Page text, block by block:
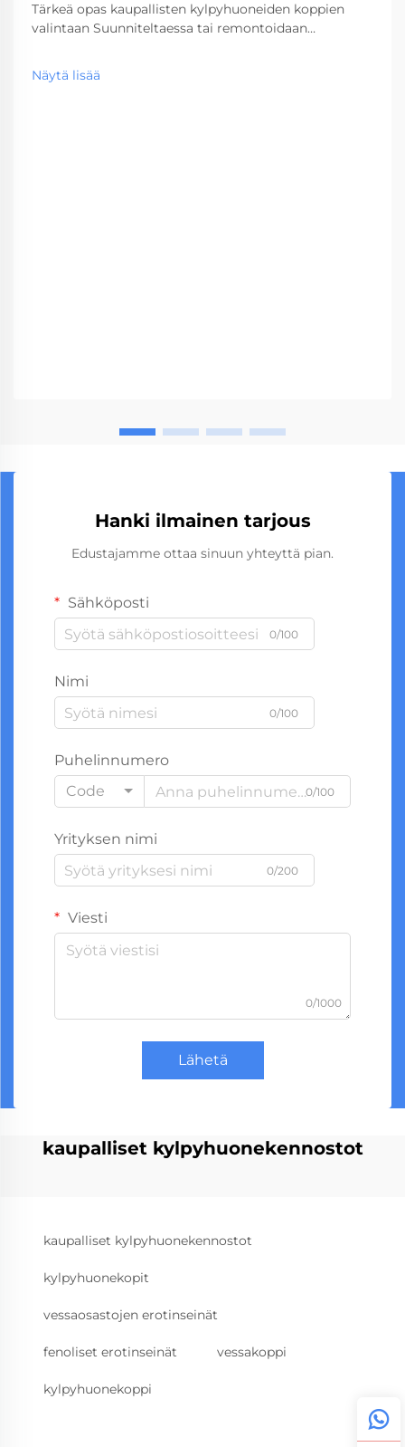
Tärkeä opas kaupallisten kylpyhuoneiden koppien
valintaan Suunniteltaessa tai remontoidaan
kriittinen päätös, joka vaikuttaa sekä
toiminnallisuuteen että pitkän aikavälin
Näytä lisää
Hanki ilmainen tarjous
Edustajamme ottaa sinuun yhteyttä pian.
Sähköposti
0/100
Nimi
0/100
Puhelinnumero
Code
0/100
Yrityksen nimi
0/200
Viesti
0/1000
Lähetä
kaupalliset kylpyhuonekennostot
kaupalliset kylpyhuonekennostot
kylpyhuonekopit
vessaosastojen erotinseinät
fenoliset erotinseinät vessakoppi
kylpyhuonekoppi